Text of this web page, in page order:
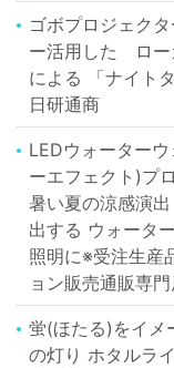
ゴボプロジェク
ー活用した ロー
による 「ナイ
日研通商
LEDウォーター
ーエフェクト)プ
暑い夏の涼感演
出する ウォータ
照明に※受注生産
ョン販売通販専
蛍(ほたる)をイメ
の灯り ホタルラ